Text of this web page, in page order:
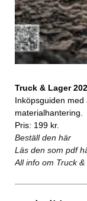
Truck & Lager
Inköpsguiden
materialhantering.
Pris: 199 kr.
Beställ den här
Läs den som pdf
All info om Truck